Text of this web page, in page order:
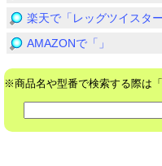
楽天で「レッグツイスター
AMAZONで「」
※商品名や型番で検索する際は